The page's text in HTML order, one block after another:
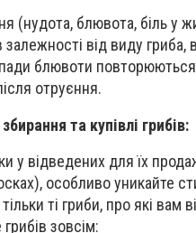
(нудота, блювота, біль у
від виду гриба,
блювоти
отруєння.
та купівлі грибів:
у відведених для їх
особливо уникайте
ті гриби, про які
зовсім: